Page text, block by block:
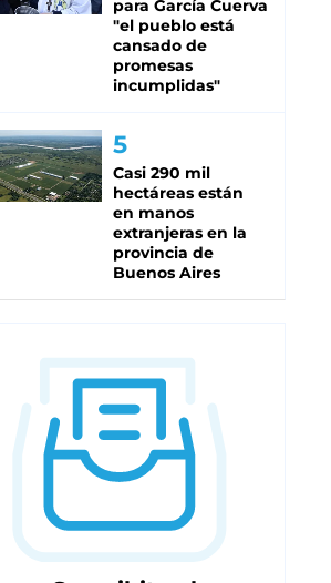
para García Cuerva
"el pueblo está
cansado de
promesas
incumplidas"
Casi 290 mil
hectáreas están
en manos
extranjeras en la
provincia de
Buenos Aires